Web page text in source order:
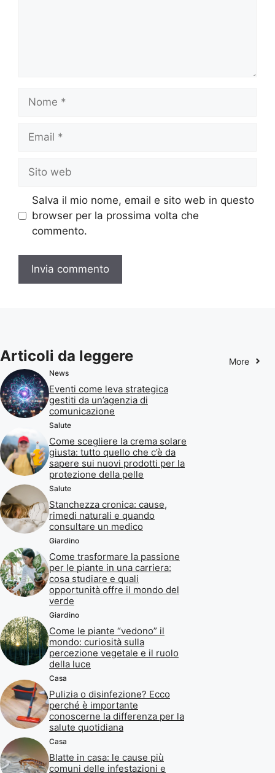
Nome
Email
Sito
web
Salva il mio nome, email e sito web in questo
browser per la prossima volta che
commento.
Articoli da leggere More
News
Eventi come leva strategica
gestiti da un’agenzia di
comunicazione
Salute
Come scegliere la crema solare
giusta: tutto quello che c’è da
sapere sui nuovi prodotti per la
protezione della pelle
Salute
Stanchezza cronica: cause,
rimedi naturali e quando
consultare un medico
Giardino
Come trasformare la passione
per le piante in una carriera:
cosa studiare e quali
opportunità offre il mondo del
verde
Giardino
Come le piante “vedono” il
mondo: curiosità sulla
percezione vegetale e il ruolo
della luce
Casa
Pulizia o disinfezione? Ecco
perché è importante
conoscerne la differenza per la
salute quotidiana
Casa
Blatte in casa: le cause più
comuni delle infestazioni e